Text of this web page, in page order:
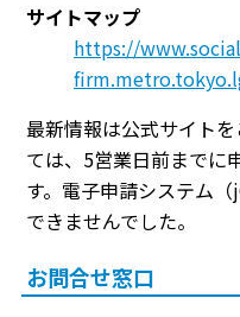
サイトマップ
https://
最新情報は公式サイト
ては、5営業日前までに
す。電子申請システム
できませんでした。
お問合せ窓口